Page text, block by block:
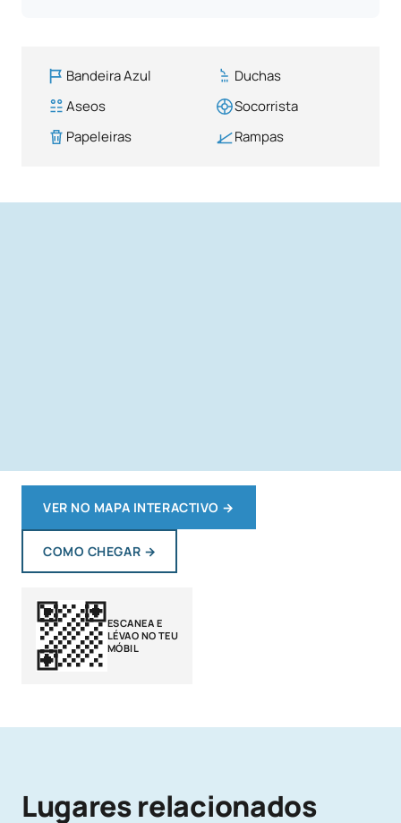
Bandeira Azul
Duchas
Aseos
Socorrista
Papeleiras
Rampas
VER NO MAPA INTERACTIVO →
COMO CHEGAR →
ESCANEA E
LÉVAO NO TEU
MÓBIL
Lugares relacionados